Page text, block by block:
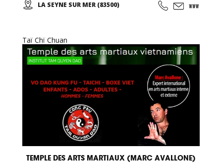
(taichi) peut s’exécuter de bien des manières différentes,
LA SEYNE SUR MER (83500)
Taï Chï Chuan
TEMPLE DES ARTS MARTIAUX (MARC AVALLONE)